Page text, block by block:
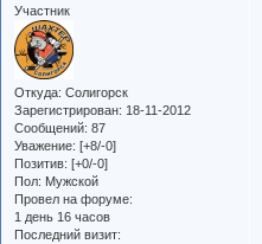
Участник
Откуда: Солигорск
Зарегистрирован: 18-11-2012
Сообщений: 87
Уважение: [+8/-0]
Позитив: [+0/-0]
Пол: Мужской
Провел на форуме:
1 день 16 часов
Последний визит: